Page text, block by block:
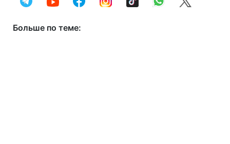
Больше по теме: